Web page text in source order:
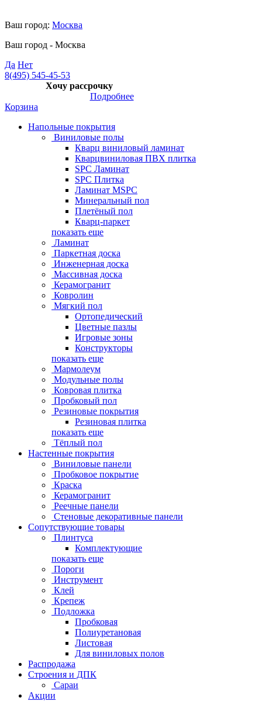
Ваш город: Москва
Ваш город - Москва
Да Нет
8(495) 545-45-53
Хочу рассрочку
Подробнее
Корзина
Напольные покрытия
Виниловые полы
Кварц виниловый ламинат
Кварцвиниловая ПВХ плитка
SPC Ламинат
SPC Плитка
Ламинат MSPC
Минеральный пол
Плетёный пол
Кварц-паркет
показать еще
Ламинат
Паркетная доска
Инженерная доска
Массивная доска
Керамогранит
Ковролин
Мягкий пол
Ортопедический
Цветные пазлы
Игровые зоны
Конструкторы
показать еще
Мармолеум
Модульные полы
Ковровая плитка
Пробковый пол
Резиновые покрытия
Резиновая плитка
показать еще
Тёплый пол
Настенные покрытия
Виниловые панели
Пробковое покрытие
Краска
Керамогранит
Реечные панели
Стеновые декоративные панели
Сопутствующие товары
Плинтуса
Комплектующие
показать еще
Пороги
Инструмент
Клей
Крепеж
Подложка
Пробковая
Полиуретановая
Листовая
Для виниловых полов
Распродажа
Строения и ДПК
Сараи
Акции